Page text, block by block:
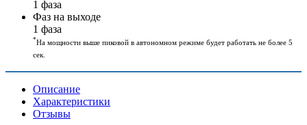
1 фаза
Фаз на выходе
1 фаза
*На мощности выше пиковой в автономном режиме будет работать не более 5
сек.
Описание
Характеристики
Отзывы